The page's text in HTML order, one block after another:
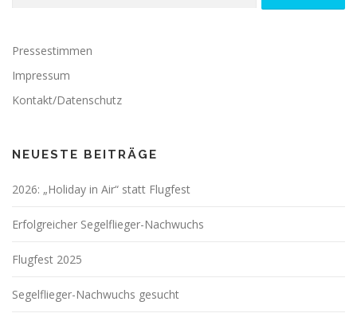
Pressestimmen
Impressum
Kontakt/Datenschutz
NEUESTE BEITRÄGE
2026: „Holiday in Air“ statt Flugfest
Erfolgreicher Segelflieger-Nachwuchs
Flugfest 2025
Segelflieger-Nachwuchs gesucht